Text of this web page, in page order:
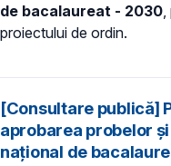
de bacalaureat - 2030,
proiectului de ordin.
[Consultare publică]
aprobarea probelor
național de